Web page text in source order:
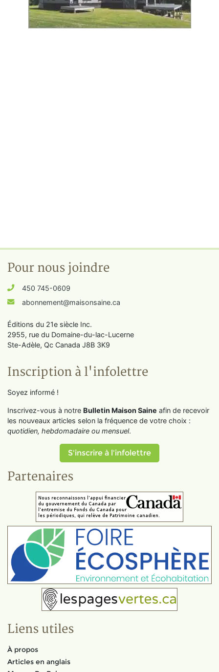
Pour nous joindre
450 745-0609
abonnement@maisonsaine.ca
Éditions du 21e siècle Inc.
2955, rue du Domaine-du-lac-Lucerne
Ste-Adèle, Qc Canada J8B 3K9
Inscription à l'infolettre
Soyez informé !
Inscrivez-vous à notre Bulletin Maison Saine afin de recevoir
les nouveaux articles selon la fréquence de votre choix :
quotidien, hebdomadaire ou mensuel.
S'inscrire à l'infolettre
Partenaires
Liens utiles
À propos
Articles en anglais